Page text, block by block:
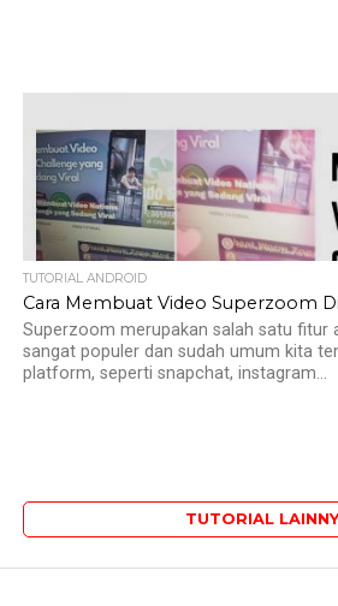
TUTORIAL ANDROID
Cara Membuat Video Superzoom
Superzoom merupakan salah satu fitur
sangat populer dan sudah umum kita
platform, seperti snapchat, instagram...
TUTORIAL